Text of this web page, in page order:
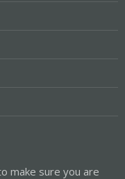
make sure you are